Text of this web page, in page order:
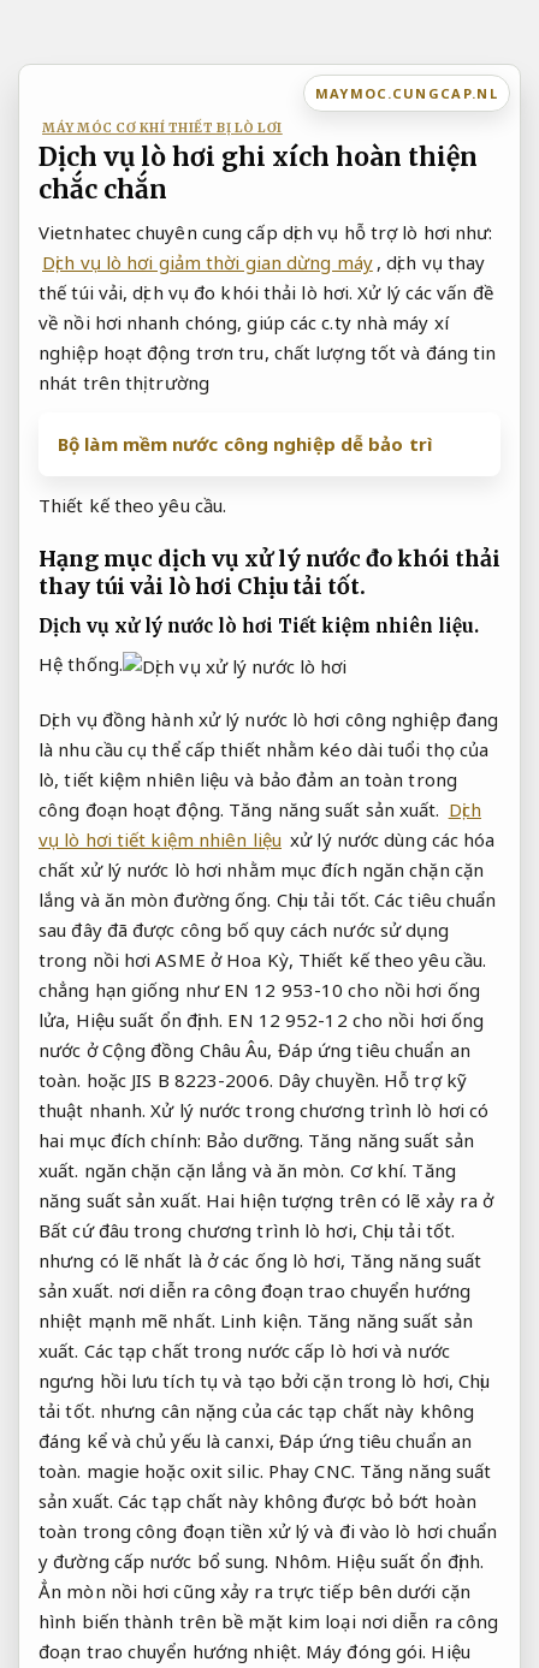
nội
MAYMOC.CUNGCAP.NL
MÁY MÓC CƠ KHÍ THIẾT BỊ LÒ LƠI
Dịch vụ lò hơi ghi xích hoàn thiện
chắc chắn
Vietnhatec chuyên cung cấp dịch vụ hỗ trợ lò hơi như:
Dịch vụ lò hơi giảm thời gian dừng máy , dịch vụ thay
thế túi vải, dịch vụ đo khói thải lò hơi. Xử lý các vấn đề
về nồi hơi nhanh chóng, giúp các c.ty nhà máy xí
nghiệp hoạt động trơn tru, chất lượng tốt và đáng tin
nhát trên thị trường
Bộ làm mềm nước công nghiệp dễ bảo trì
Thiết kế theo yêu cầu.
Hạng mục dịch vụ xử lý nước đo khói thải
thay túi vải lò hơi Chịu tải tốt.
Dịch vụ xử lý nước lò hơi Tiết kiệm nhiên liệu.
Hệ thống.
Dịch vụ đồng hành xử lý nước lò hơi công nghiệp đang
là nhu cầu cụ thể cấp thiết nhằm kéo dài tuổi thọ của
lò, tiết kiệm nhiên liệu và bảo đảm an toàn trong
công đoạn hoạt động. Tăng năng suất sản xuất. Dịch
vụ lò hơi tiết kiệm nhiên liệu xử lý nước dùng các hóa
chất xử lý nước lò hơi nhằm mục đích ngăn chặn cặn
lắng và ăn mòn đường ống. Chịu tải tốt. Các tiêu chuẩn
sau đây đã được công bố quy cách nước sử dụng
trong nồi hơi ASME ở Hoa Kỳ, Thiết kế theo yêu cầu.
chẳng hạn giống như EN 12 953-10 cho nồi hơi ống
lửa, Hiệu suất ổn định. EN 12 952-12 cho nồi hơi ống
nước ở Cộng đồng Châu Âu, Đáp ứng tiêu chuẩn an
toàn. hoặc JIS B 8223-2006. Dây chuyền. Hỗ trợ kỹ
thuật nhanh. Xử lý nước trong chương trình lò hơi có
hai mục đích chính: Bảo dưỡng. Tăng năng suất sản
xuất. ngăn chặn cặn lắng và ăn mòn. Cơ khí. Tăng
năng suất sản xuất. Hai hiện tượng trên có lẽ xảy ra ở
Bất cứ đâu trong chương trình lò hơi, Chịu tải tốt.
nhưng có lẽ nhất là ở các ống lò hơi, Tăng năng suất
sản xuất. nơi diễn ra công đoạn trao chuyển hướng
nhiệt mạnh mẽ nhất. Linh kiện. Tăng năng suất sản
xuất. Các tạp chất trong nước cấp lò hơi và nước
ngưng hồi lưu tích tụ và tạo bởi cặn trong lò hơi,Chịu
tải tốt. nhưng cân nặng của các tạp chất này không
đáng kể và chủ yếu là canxi, Đáp ứng tiêu chuẩn an
toàn. magie hoặc oxit silic. Phay CNC. Tăng năng suất
sản xuất. Các tạp chất này không được bỏ bớt hoàn
toàn trong công đoạn tiền xử lý và đi vào lò hơi chuẩn
y đường cấp nước bổ sung. Nhôm. Hiệu suất ổn định.
Ẳn mòn nồi hơi cũng xảy ra trực tiếp bên dưới cặn
hình biến thành trên bề mặt kim loại nơi diễn ra công
đoạn trao chuyển hướng nhiệt. Máy đóng gói. Hiệu